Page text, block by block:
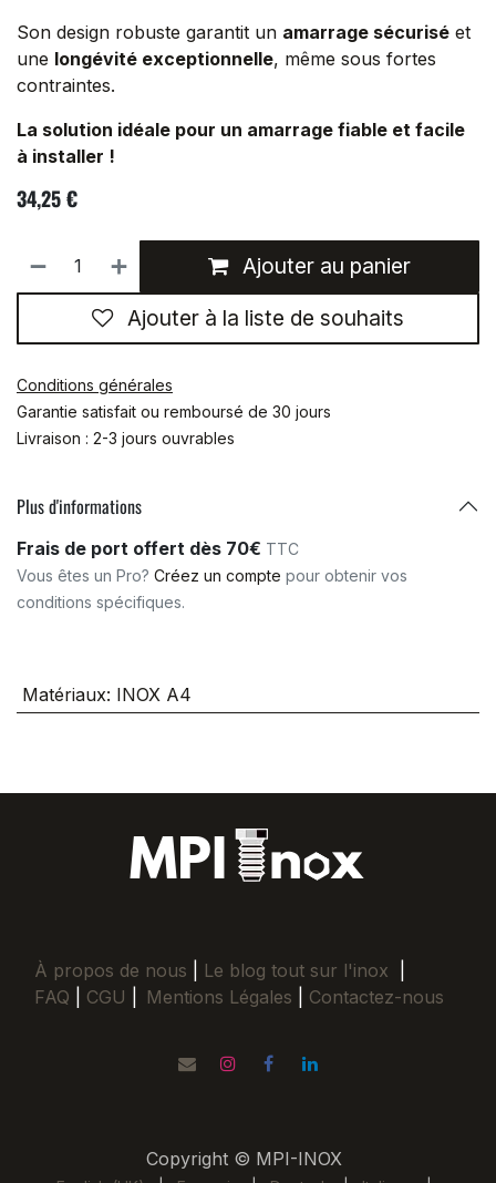
Son design robuste garantit un amarrage sécurisé et
une longévité exceptionnelle, même sous fortes
contraintes.
La solution idéale pour un amarrage fiable et facile
à installer !
34,25€
Ajouter au panier
Ajouter à la liste de souhaits
Conditions générales
Garantie satisfait ou remboursé de 30 jours
Livraison : 2-3 jours ouvrables
Plus d'informations
Frais de port offert dès 70€ TTC
Vous êtes un Pro? Créez un compte pour obtenir vos
conditions spécifiques.
Matériaux: INOX A4
À propos de nous Le blog tout sur l'inox
FAQ
CGU Mentions Légales Contactez-nous
Copyright © MPI-INOX